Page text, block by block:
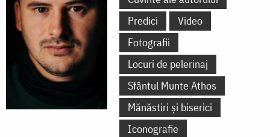
Predici
Video
Fotografii
Locuri de pelerinaj
Sfântul Munte Athos
Mănăstiri și biserici
Iconografie